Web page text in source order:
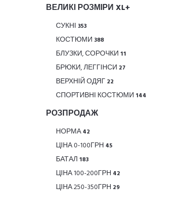
ВЕЛИКІ РОЗМІРИ XL+
СУКНІ 353
КОСТЮМИ 388
БЛУЗКИ, СОРОЧКИ 11
БРЮКИ, ЛЕГГІНСИ 27
ВЕРХНІЙ ОДЯГ 22
СПОРТИВНІ КОСТЮМИ 144
РОЗПРОДАЖ
НОРМА42
ЦІНА 0-100ГРН 45
БАТАЛ 183
ЦІНА 100-200ГРН 42
ЦІНА 250-350ГРН 29